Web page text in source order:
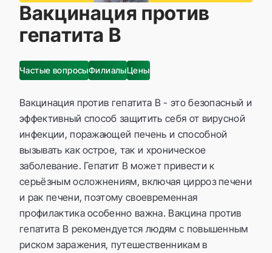
Вакцинация против
гепатита B
Частые вопросыФилиалыЦены
Вакцинация против гепатита B - это безопасный и
эффективный способ защитить себя от вирусной
инфекции, поражающей печень и способной
вызывать как острое, так и хроническое
заболевание. Гепатит B может привести к
серьёзным осложнениям, включая цирроз печени
и рак печени, поэтому своевременная
профилактика особенно важна. Вакцина против
гепатита B рекомендуется людям с повышенным
риском заражения, путешественникам в